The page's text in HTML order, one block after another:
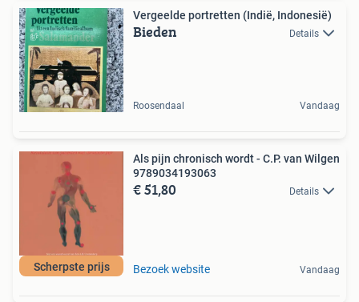
Vergeelde portretten (Indië, Indonesië)
Bieden Details
Roosendaal Vandaag
Scherpste prijs
Als pijn chronisch wordt - C.P. van Wilgen
9789034193063
€ 51,80 Details
Bezoek website Vandaag